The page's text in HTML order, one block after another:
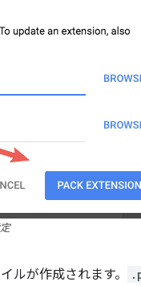
ルが作成されます。